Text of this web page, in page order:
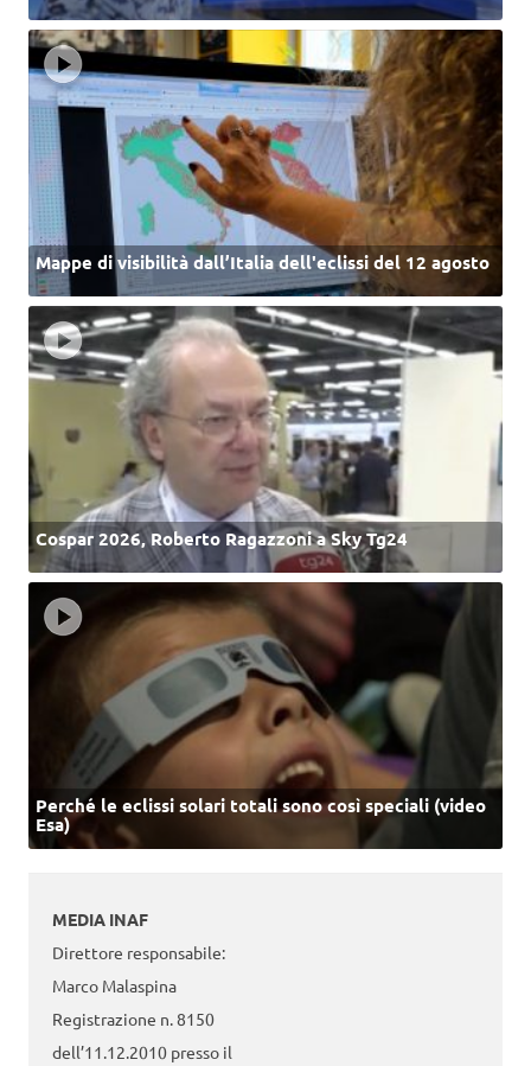
Mappe di visibilità dall’Italia dell'eclissi del 12 agosto
Cospar 2026, Roberto Ragazzoni a Sky Tg24
Perché le eclissi solari totali sono così speciali (video
Esa)
MEDIA INAF
Direttore responsabile:
Marco Malaspina
Registrazione n. 8150
dell’11.12.2010 presso il